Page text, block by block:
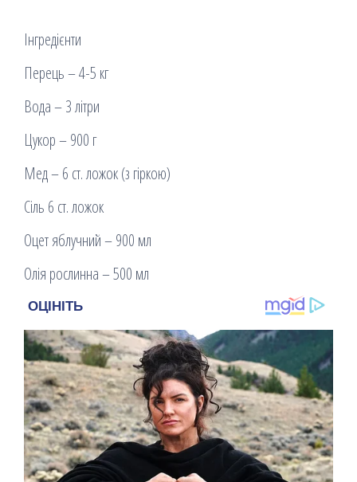
Інгредієнти
Перець – 4-5 кг
Вода – 3 літри
Цукор – 900 г
Мед – 6 ст. ложок (з гіркою)
Сіль 6 ст. ложок
Оцет яблучний – 900 мл
Олія рослинна – 500 мл